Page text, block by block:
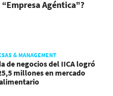
“Empresa Agéntica”?
& MANAGEMENT
de negocios del IICA logró
millones en mercado